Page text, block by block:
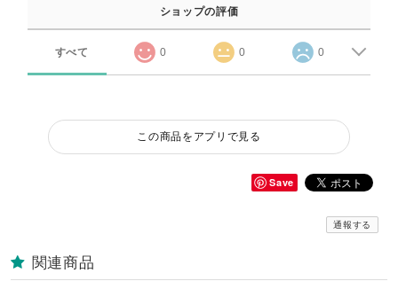
ショップの評価
すべて 0 0 0
この商品をアプリで見る
Save
通報する
関連商品